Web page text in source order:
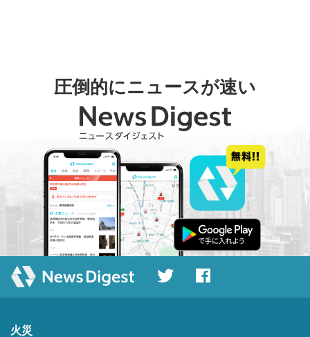
圧倒的にニュースが速い
火災